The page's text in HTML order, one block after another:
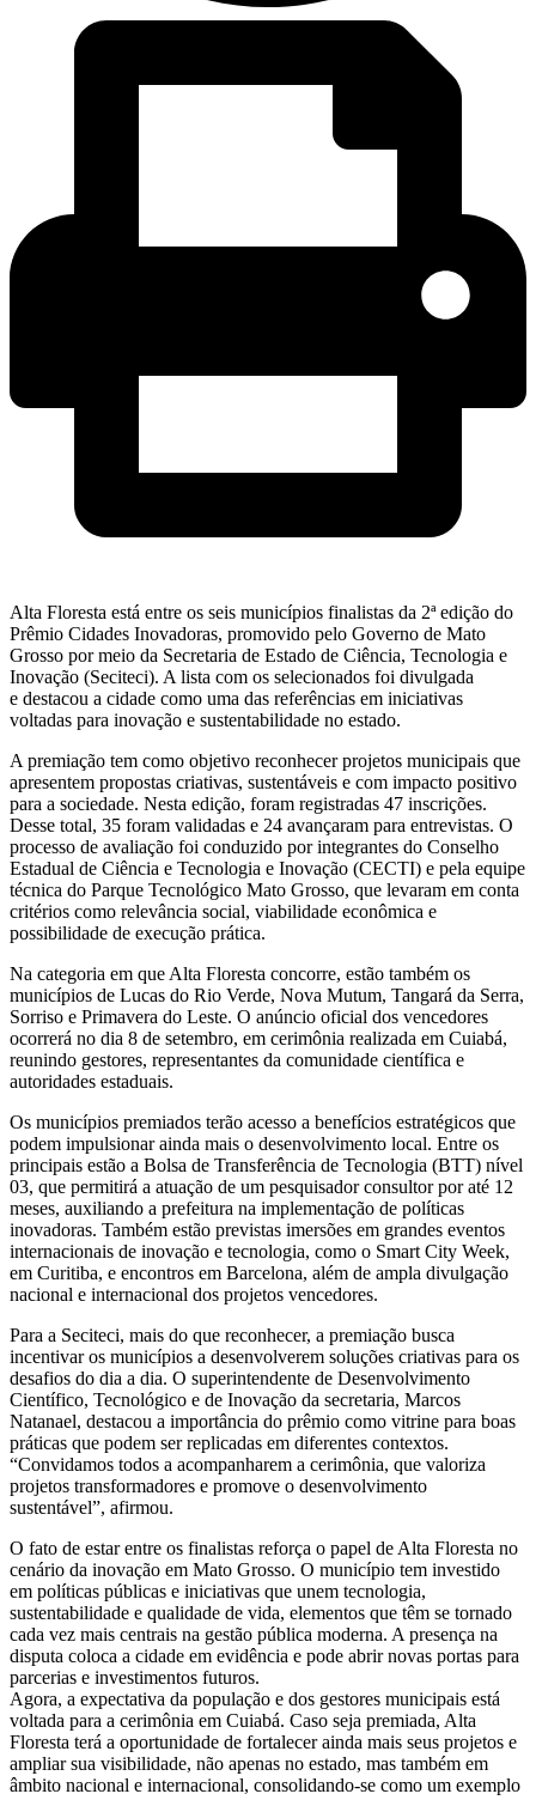
Alta Floresta está entre os seis municípios finalistas da 2ª edição do
Prêmio Cidades Inovadoras, promovido pelo Governo de Mato
Grosso por meio da Secretaria de Estado de Ciência, Tecnologia e
Inovação (Seciteci). A lista com os selecionados foi divulgada
e destacou a cidade como uma das referências em iniciativas
voltadas para inovação e sustentabilidade no estado.
A premiação tem como objetivo reconhecer projetos municipais que
apresentem propostas criativas, sustentáveis e com impacto positivo
para a sociedade. Nesta edição, foram registradas 47 inscrições.
Desse total, 35 foram validadas e 24 avançaram para entrevistas. O
processo de avaliação foi conduzido por integrantes do Conselho
Estadual de Ciência e Tecnologia e Inovação (CECTI) e pela equipe
técnica do Parque Tecnológico Mato Grosso, que levaram em conta
critérios como relevância social, viabilidade econômica e
possibilidade de execução prática.
Na categoria em que Alta Floresta concorre, estão também os
municípios de Lucas do Rio Verde, Nova Mutum, Tangará da Serra,
Sorriso e Primavera do Leste. O anúncio oficial dos vencedores
ocorrerá no dia 8 de setembro, em cerimônia realizada em Cuiabá,
reunindo gestores, representantes da comunidade científica e
autoridades estaduais.
Os municípios premiados terão acesso a benefícios estratégicos que
podem impulsionar ainda mais o desenvolvimento local. Entre os
principais estão a Bolsa de Transferência de Tecnologia (BTT) nível
03, que permitirá a atuação de um pesquisador consultor por até 12
meses, auxiliando a prefeitura na implementação de políticas
inovadoras. Também estão previstas imersões em grandes eventos
internacionais de inovação e tecnologia, como o Smart City Week,
em Curitiba, e encontros em Barcelona, além de ampla divulgação
nacional e internacional dos projetos vencedores.
Para a Seciteci, mais do que reconhecer, a premiação busca
incentivar os municípios a desenvolverem soluções criativas para os
desafios do dia a dia. O superintendente de Desenvolvimento
Científico, Tecnológico e de Inovação da secretaria, Marcos
Natanael, destacou a importância do prêmio como vitrine para boas
práticas que podem ser replicadas em diferentes contextos.
“Convidamos todos a acompanharem a cerimônia, que valoriza
projetos transformadores e promove o desenvolvimento
sustentável”, afirmou.
O fato de estar entre os finalistas reforça o papel de Alta Floresta no
cenário da inovação em Mato Grosso. O município tem investido
em políticas públicas e iniciativas que unem tecnologia,
sustentabilidade e qualidade de vida, elementos que têm se tornado
cada vez mais centrais na gestão pública moderna. A presença na
disputa coloca a cidade em evidência e pode abrir novas portas para
parcerias e investimentos futuros.
Agora, a expectativa da população e dos gestores municipais está
voltada para a cerimônia em Cuiabá. Caso seja premiada, Alta
Floresta terá a oportunidade de fortalecer ainda mais seus projetos e
ampliar sua visibilidade, não apenas no estado, mas também em
âmbito nacional e internacional, consolidando-se como um exemplo